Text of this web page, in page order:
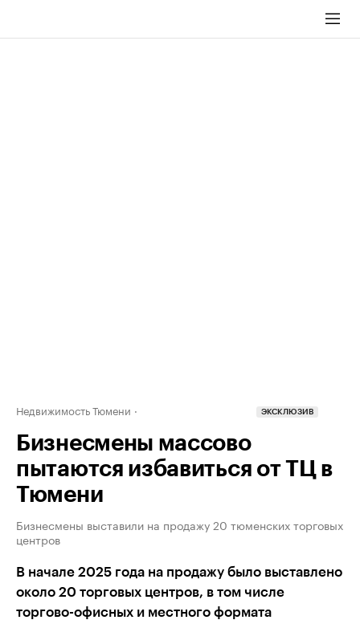
Недвижимость Тюмени ЭКСКЛЮЗИВ
Бизнесмены массово
пытаются избавиться от ТЦ в
Тюмени
Бизнесмены выставили на продажу 20 тюменских торговых
центров
В начале 2025 года на продажу было выставлено
около 20 торговых центров, в том числе
торгово-офисных и местного формата